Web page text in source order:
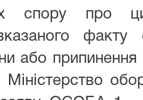
спору про
факту
або припинення
Міністерство